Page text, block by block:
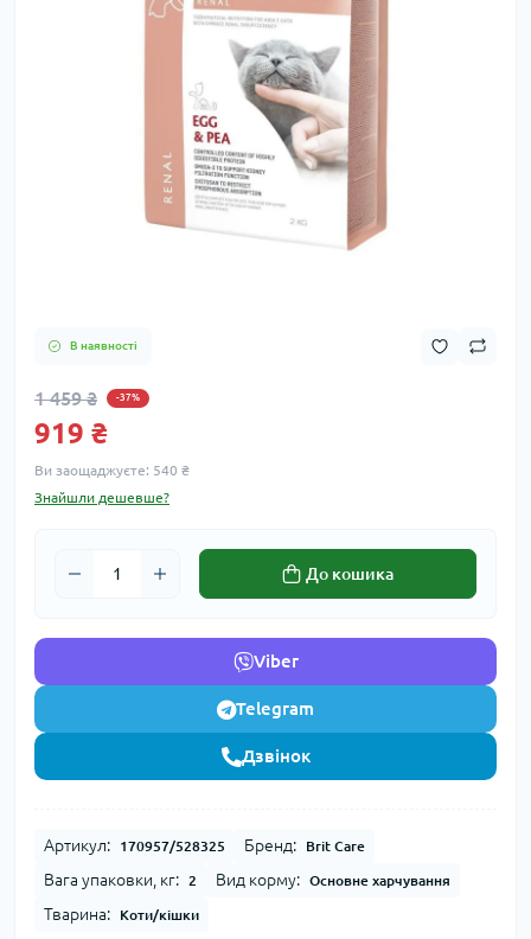
В наявності
1 459 ₴ -37%
919 ₴
Ви заощаджуєте: 540 ₴
Знайшли дешевше?
До кошика
Viber
Telegram
Дзвінок
Артикул: 170957/528325 Бренд: Brit Care
Вага упаковки, кг: 2 Вид корму: Основне харчування
Тварина: Коти/кішки